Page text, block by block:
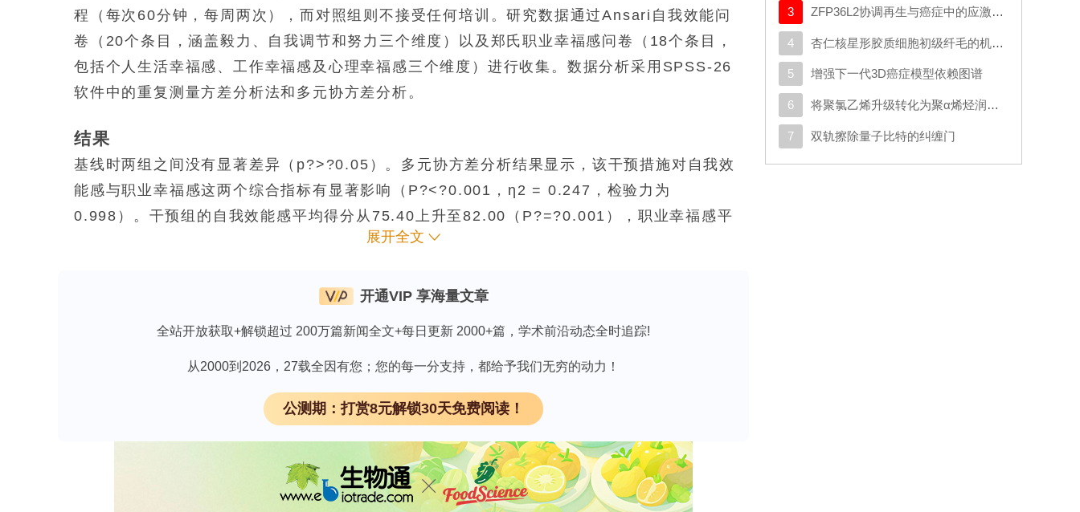
程（每次60分钟，每周两次），而对照组则不接受任何培训。研究数据通过Ansari自我效能问
卷（20个条目，涵盖毅力、自我调节和努力三个维度）以及郑氏职业幸福感问卷（18个条目，
包括个人生活幸福感、工作幸福感及心理幸福感三个维度）进行收集。数据分析采用SPSS-26
软件中的重复测量方差分析法和多元协方差分析。
结果
基线时两组之间没有显著差异（ p?>?0.05）。多元协方差分析结果显示，该干预措施对自我效
能感与职业幸福感这两个综合指标有显著影响（ P ?<?0.001，η2 = 0.247，检验力为
0.998）。干预组的自我效能感平均得分从75.40上升至82.00（ P ?=?0.001），职业幸福感平
?=?0.004），而对照组则无显著变化。此外，后测阶段自我
这种结构化的多要素教育干预措施能够显著提升医疗工作者的自我效能感与职业幸福感。基于
这些研究结果，此类培训可考虑纳入在职教育计划中，尤其是在类似的基层医疗服务机构中。
不过，在制定广泛的政策建议之前，还需要在更大规模且更具多样性的样本上进行进一步研
展开全文
开通VIP 享海量文章
全站开放获取+解锁超过 200万篇新闻全文+每日更新 2000+篇，学术前沿动态全时追踪!
从2000到2026，27载全因有您；您的每一分支持，都给予我们无穷的动力！
公测期：打赏8元解锁30天免费阅读！
3 ZFP36L2协调再生与癌症中的应激适应性可塑性
4 杏仁核星形胶质细胞初级纤毛的机制与应激行为密切相关。
5 增强下一代3D癌症模型依赖图谱
6 将聚氯乙烯升级转化为聚α烯烃润滑剂
7 双轨擦除量子比特的纠缠门